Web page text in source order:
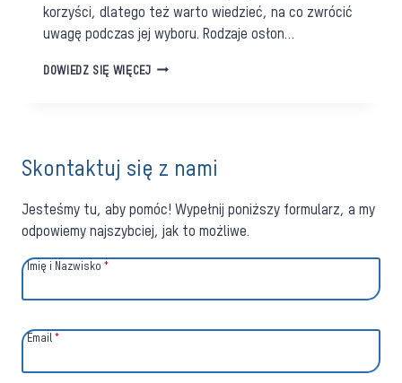
korzyści, dlatego też warto wiedzieć, na co zwrócić
uwagę podczas jej wyboru. Rodzaje osłon…
DOWIEDZ SIĘ WIĘCEJOKNA
CO
UWAGĘ?
Skontaktuj się z nami
Jesteśmy tu, aby pomóc! Wypełnij poniższy formularz, a my
odpowiemy najszybciej, jak to możliwe.
Imię i Nazwisko *
Email *